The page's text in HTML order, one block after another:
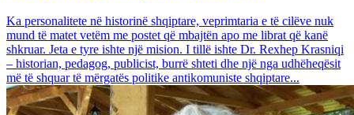
Ka personalitete në historinë shqiptare, veprimtaria e të cilëve nuk
mund të matet vetëm me postet që mbajtën apo me librat që kanë
shkruar. Jeta e tyre ishte një mision. I tillë ishte Dr. Rexhep Krasniqi
– historian, pedagog, publicist, burrë shteti dhe një nga udhëheqësit
më të shquar të mërgatës politike antikomuniste shqiptare...